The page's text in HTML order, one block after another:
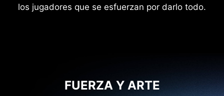
los jugadores que se esfuerzan por darlo todo.
FUERZA Y ARTE